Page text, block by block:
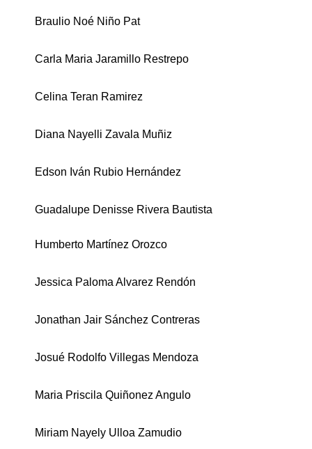
Braulio Noé Niño Pat
Carla Maria Jaramillo Restrepo
Celina Teran Ramirez
Diana Nayelli Zavala Muñiz
Edson Iván Rubio Hernández
Guadalupe Denisse Rivera Bautista
Humberto Martínez Orozco
Jessica Paloma Alvarez Rendón
Jonathan Jair Sánchez Contreras
Josué Rodolfo Villegas Mendoza
Maria Priscila Quiñonez Angulo
Miriam Nayely Ulloa Zamudio